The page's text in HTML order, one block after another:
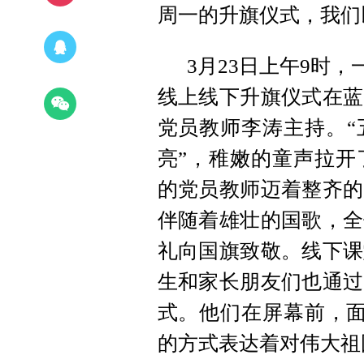
周一的升旗仪式，我
3月23日上午9时，
线上线下升旗仪式在
党员教师李涛主持。
亮”，稚嫩的童声拉
的党员教师迈着整齐
伴随着雄壮的国歌，
礼向国旗致敬。线下
生和家长朋友们也通
式。他们在屏幕前，
的方式表达着对伟大